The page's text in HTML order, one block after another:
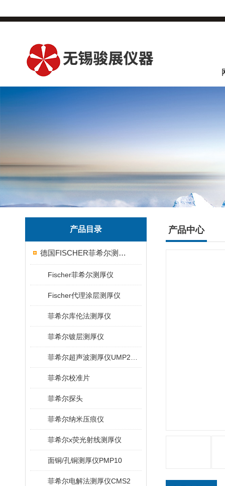
产品目录
德国FISCHER菲希尔测厚仪
Fischer菲希尔测厚仪
Fischer代理涂层测厚仪
菲希尔库伦法测厚仪
菲希尔镀层测厚仪
菲希尔校准片
菲希尔探头
菲希尔纳米压痕仪
菲希尔x荧光射线测厚仪
面铜/孔铜测厚仪PMP10
菲希尔电解法测厚仪CMS2
产品中心